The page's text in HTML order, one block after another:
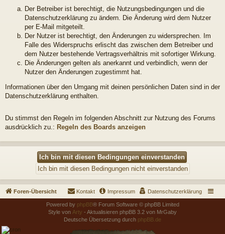
Der Betreiber ist berechtigt, die Nutzungsbedingungen und die
Datenschutzerklärung zu ändern. Die Änderung wird dem Nutzer
per E-Mail mitgeteilt.
Der Nutzer ist berechtigt, den Änderungen zu widersprechen. Im
Falle des Widerspruchs erlischt das zwischen dem Betreiber und
dem Nutzer bestehende Vertragsverhältnis mit sofortiger Wirkung.
Die Änderungen gelten als anerkannt und verbindlich, wenn der
Nutzer den Änderungen zugestimmt hat.
Informationen über den Umgang mit deinen persönlichen Daten sind in der
Datenschutzerklärung enthalten.
Du stimmst den Regeln im folgenden Abschnitt zur Nutzung des Forums
ausdrücklich zu.: Regeln des Boards anzeigen
Foren-Übersicht Datenschutzerklärung
Impressum
Kontakt
Powered by phpBB® Forum Software © phpBB Limited
Style von Arty - Aktualisieren phpBB 3.2 von MrGaby
Deutsche Übersetzung durch phpBB.de